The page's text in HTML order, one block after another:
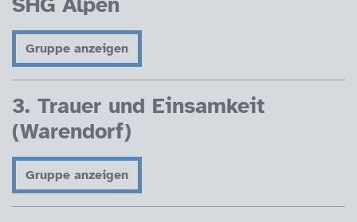
Gruppe anzeigen
3. Trauer und Einsamkeit
(Warendorf)
Gruppe anzeigen